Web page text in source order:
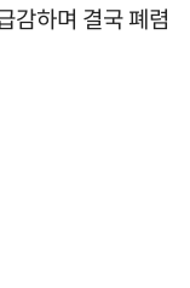
감하며 결국 폐렴